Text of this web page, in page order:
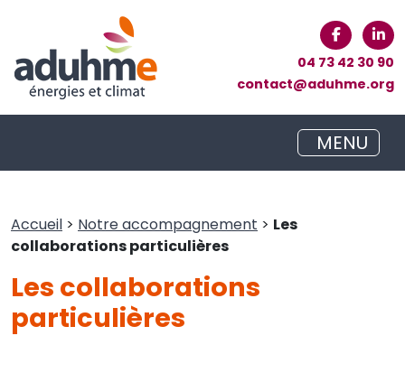
04 73 42 30 90
contact@aduhme.org
MENU
Accueil > Notre accompagnement > Les
collaborations particulières
Les collaborations
particulières